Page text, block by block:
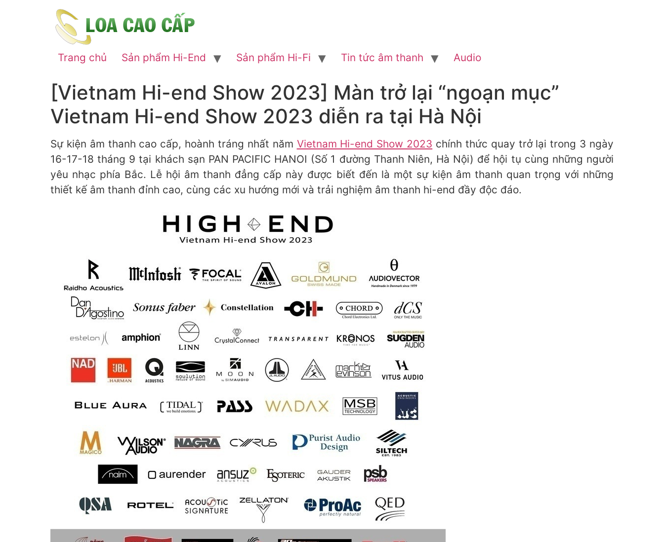
Trang chủ Sản phẩm Hi-End Sản phẩm Hi-Fi Tin tức âm thanh Audio
[Vietnam Hi-end Show 2023] Màn trở lại “ngoạn mục”
Vietnam Hi-end Show 2023 diễn ra tại Hà Nội
Sự kiện âm thanh cao cấp, hoành tráng nhất năm Vietnam Hi-end Show 2023 chính thức quay trở lại trong 3 ngày
16-17-18 tháng 9 tại khách sạn PAN PACIFIC HANOI (Số 1 đường Thanh Niên, Hà Nội) để hội tụ cùng những người
yêu nhạc phía Bắc. Lễ hội âm thanh đẳng cấp này được biết đến là một sự kiện âm thanh quan trọng với những
thiết kế âm thanh đỉnh cao, cùng các xu hướng mới và trải nghiệm âm thanh hi-end đầy độc đáo.